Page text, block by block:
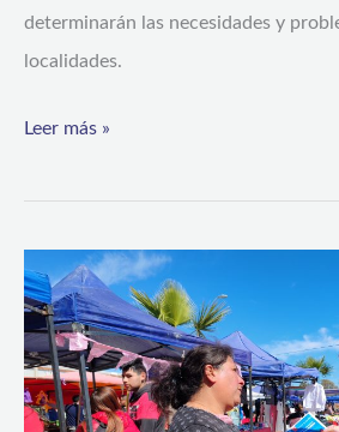
determinarán las necesidades y
localidades.
Leer más »
Iniciativa
reconoce
y
fortalece
el